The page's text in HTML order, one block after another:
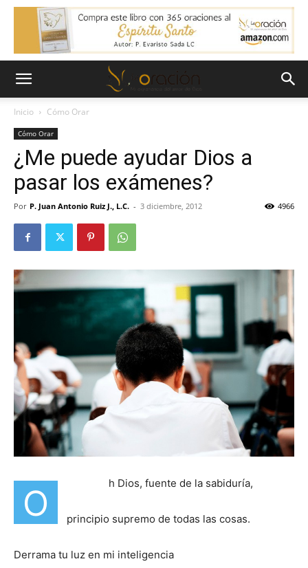
Inicio Cómo Orar
Cómo Orar
¿Me puede ayudar Dios a
pasar los exámenes?
Por P. Juan Antonio Ruiz J., L.C. - 3 diciembre, 2012 4966
O h Dios, fuente de la sabiduría,
principio supremo de todas las cosas.
Derrama tu luz en mi inteligencia